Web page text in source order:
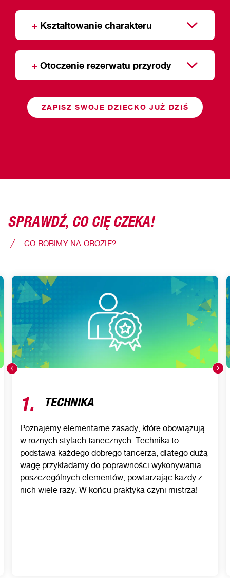
+ Kształtowanie charakteru
+ Otoczenie rezerwatu przyrody
ZAPISZ SWOJE DZIECKO JUŻ DZIŚ
CO ROBIMY NA OBOZIE?
SPRAWDŹ, CO CIĘ CZEKA!
1. TECHNIKA
Poznajemy elementarne zasady, które obowiązują
w rożnych stylach tanecznych. Technika to
podstawa każdego dobrego tancerza, dlatego dużą
wagę przykładamy do poprawności wykonywania
poszczególnych elementów, powtarzając każdy z
nich wiele razy. W końcu praktyka czyni mistrza!